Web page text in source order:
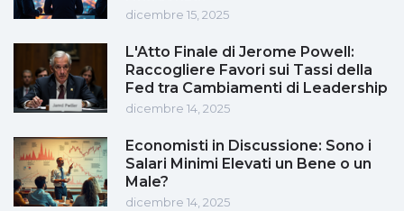
dicembre 15, 2025
L'Atto Finale di Jerome Powell:
Raccogliere Favori sui Tassi della
Fed tra Cambiamenti di Leadership
dicembre 14, 2025
Economisti in Discussione: Sono i
Salari Minimi Elevati un Bene o un
Male?
dicembre 14, 2025